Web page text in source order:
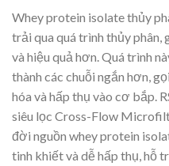
Whey protein isolate thủy
trải qua quá trình thủy phân,
và hiệu quả hơn. Quá trình
thành các chuỗi ngắn hơn,
hóa và hấp thụ vào cơ bắp.
siêu lọc Cross-Flow
đời nguồn whey protein
tinh khiết và dễ hấp thụ, hỗ